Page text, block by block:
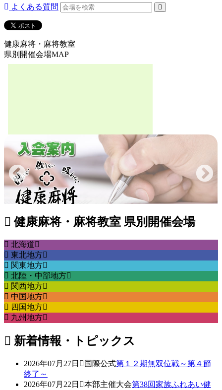
よくある質問
健康麻将・麻将教室
県別開催会場MAP
健康麻将・麻将教室 県別開催会場
北海道
東北地方
関東地方
北陸・中部地方
関西地方
中国地方
四国地方
九州地方
新着情報・トピックス
2026年07月27日 国際公式第１２期無双位戦～第４節
終了～
2026年07月22日
本部主催大会第38回家族ふれあい健